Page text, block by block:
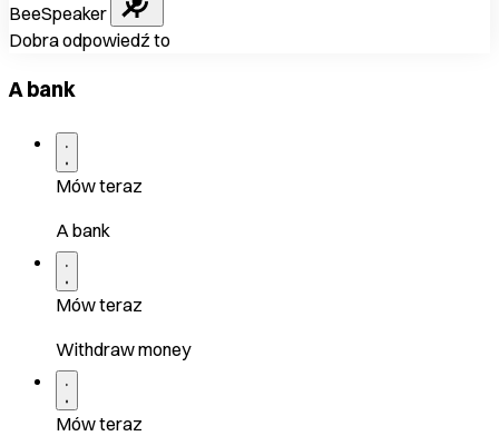
BeeSpeaker
Dobra odpowiedź to
A bank
Mów teraz
A bank
Mów teraz
Withdraw money
Mów teraz